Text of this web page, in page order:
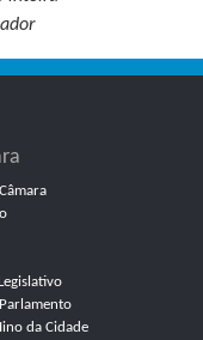
da Cidade